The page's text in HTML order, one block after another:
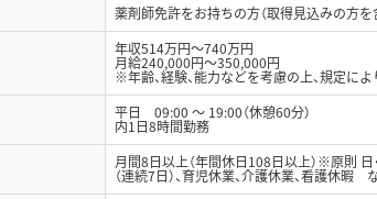
薬剤師免許をお持ちの方（取得見込みの方を
年収514万円～740万円
月給240,000円～350,000円
※年齢、経験、能力などを考慮の上、規定によ
平日 09:00 ～ 19:00（休憩60分）
内1日8時間勤務
月間8日以上（年間休日108日以上）※原則
（連続7日）、育児休業、介護休業、看護休暇